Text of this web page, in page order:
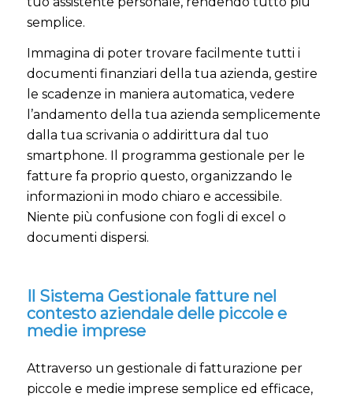
semplice.
Immagina di poter trovare facilmente tutti i
documenti finanziari della tua azienda, gestire
le scadenze in maniera automatica, vedere
l’andamento della tua azienda semplicemente
dalla tua scrivania o addirittura dal tuo
smartphone. Il programma gestionale per le
fatture fa proprio questo, organizzando le
informazioni in modo chiaro e accessibile.
Niente più confusione con fogli di excel o
documenti dispersi.
Il Sistema Gestionale fatture nel
contesto aziendale delle piccole e
medie imprese
Attraverso un gestionale di fatturazione per
piccole e medie imprese semplice ed efficace,